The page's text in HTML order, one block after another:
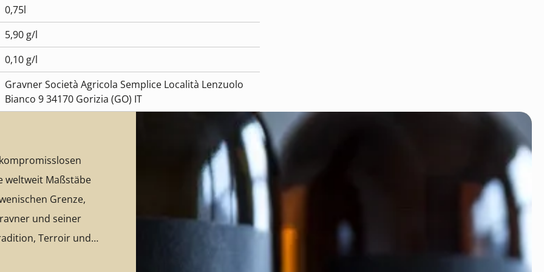
0,75l
5,90 g/l
0,10 g/l
Gravner Società Agricola Semplice Località Lenzuolo
Bianco 9 34170 Gorizia (GO) IT
weltweit Maßstäbe
Grenze,
und seiner
Terroir und